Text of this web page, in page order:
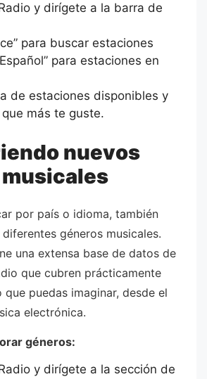
y dirígete a la barra de
para buscar estaciones
para estaciones en
de estaciones disponibles y
más te guste.
nuevos
por país o idioma, también
géneros musicales.
una extensa base de datos de
que cubren prácticamente
que puedas imaginar, desde el
electrónica.
géneros:
y dirígete a la sección de